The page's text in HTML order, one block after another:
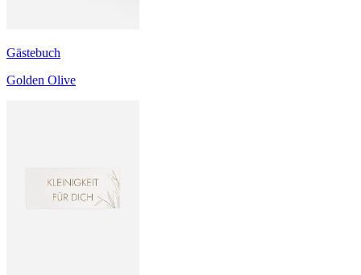
Gästebuch
Golden Olive